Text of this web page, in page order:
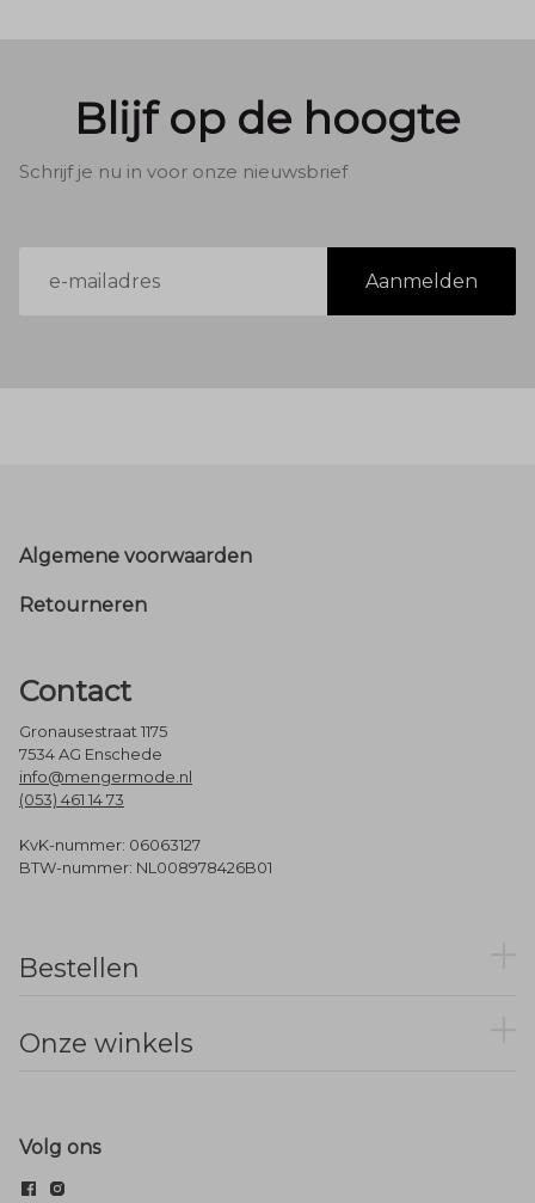
Blijf op de hoogte
Schrijf je nu in voor onze nieuwsbrief
mailadres
Aanmelden
Footer
Algemene voorwaarden
Retourneren
Contact
Gronausestraat 1175
7534 AG Enschede
info@mengermode.nl
(053) 461 14 73
KvK-nummer: 06063127
BTW-nummer: NL008978426B01
Bestellen
Onze winkels
Volg ons